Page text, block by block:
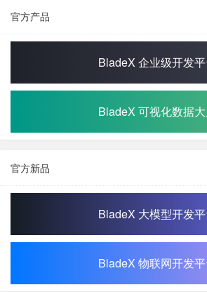
官方产品
BladeX 企业级开发
BladeX 可视化数据
官方新品
BladeX 大模型开发
BladeX 物联网开发